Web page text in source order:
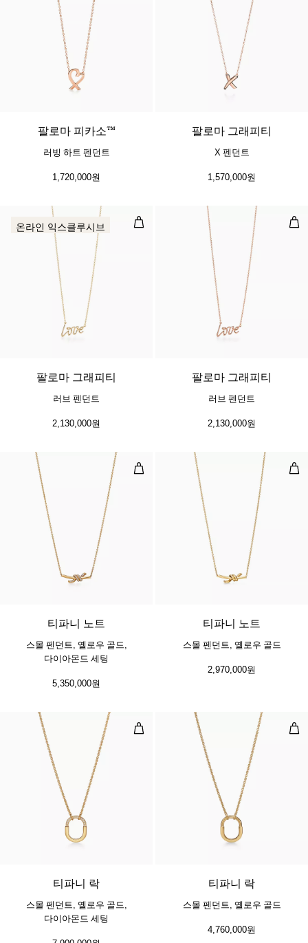
2 소재
팔로마 피카소™
러빙 하트 펜던트
1,720,000원
팔로마 그래피티
X 펜던트
1,570,000원
러브 펜던트
2 소재
온라인 익스클루시브
팔로마 그래피티
러브 펜던트
2,130,000원
러
팔로마 그래피티
러브 펜던트
2,130,000원
스몰 펜던트, 옐로우 골드, 다이아몬
3 소재
티파니 노트
스몰 펜던트, 옐로우 골드,
다이아몬드 세팅
5,350,000원
스
티파니 노트
스몰 펜던트, 옐로우 골드
2,970,000원
스몰 펜던트, 옐로우 골드, 다이아몬
3 소재
티파니 락
스몰 펜던트, 옐로우 골드,
다이아몬드 세팅
스
티파니 락
스몰 펜던트, 옐로우 골드
4,760,000원